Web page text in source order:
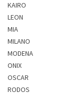
KAIRO
LEON
MIA
MILANO
MODENA
ONIX
OSCAR
RODOS